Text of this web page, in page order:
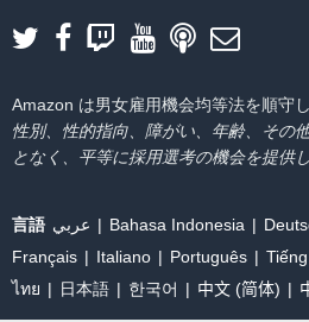
バッチ変換を使用すると、一度にデー
ンフラストラクチャを作成し、バッチ
棄します。
バッチ変換コードは、トピックモデル
次に、そのオブジェクトの
ジョブを作成します。
ェクトを作成するときに、バッチ変換
スタンスの数とタイプ、および推論を
所を指定します。
Amazon は男女雇用機会均等法を順守
性別、性的指向、障がい、年齢、その
となく、平等に採用選考の機会を提供
言語 عربي Bahasa Indonesia
Français
Italiano Português
ไทย
日本語 한국어 中文 (简体)